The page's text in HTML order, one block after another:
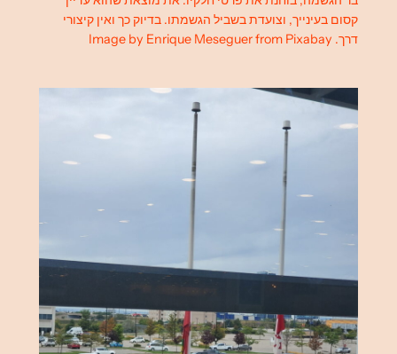
קסום בעינייך, וצועדת בשביל הגשמתו. בדיוק כך ואין קיצורי
דרך. Image by Enrique Meseguer from Pixabay